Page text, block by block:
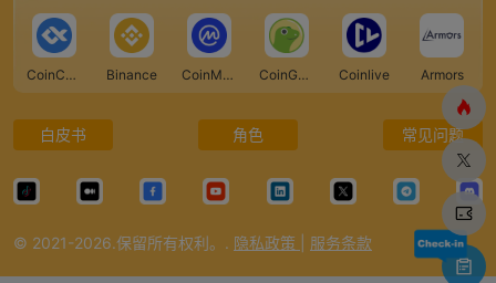
CoinCarp Binance CoinMarketCap CoinGecko Coinlive Armors
白皮书 角色 常见问题
© 2021-2026.保留所有权利。. 隐私政策 服务条款